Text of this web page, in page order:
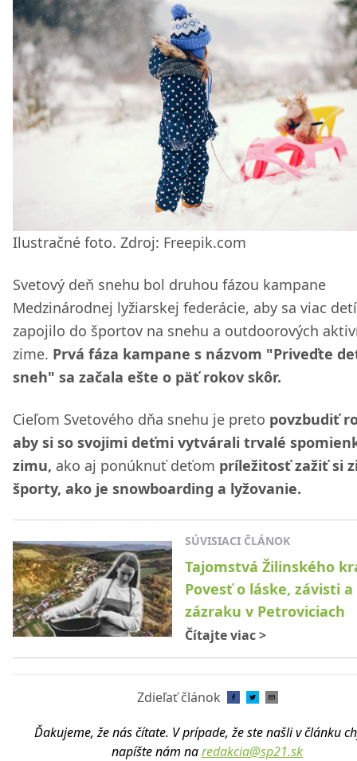
Ilustračné foto. Zdroj: Freepik.com
Svetový deň snehu bol druhou fázou kampane
Medzinárodnej lyžiarskej federácie, aby sa viac detí
zapojilo do športov na snehu a outdoorových
zime. Prvá fáza kampane s názvom "Priveďte
sneh" sa začala ešte o päť rokov skôr.
Cieľom Svetového dňa snehu je preto povzbudiť
aby si so svojimi deťmi vytvárali trvalé
zimu, ako aj ponúknuť deťom príležitosť zažiť si
športy, ako je snowboarding a lyžovanie.
SÚVISIACI ČLÁNOK
Tajomstvá Žilinského
Povesť o láske, závisti a
zázraku v Petroviciach
Čítajte viac>
Zdieľať článok
Ďakujeme, že nás čítate. V prípade, že ste našli v článku
napíšte nám naredakcia@sp21.sk